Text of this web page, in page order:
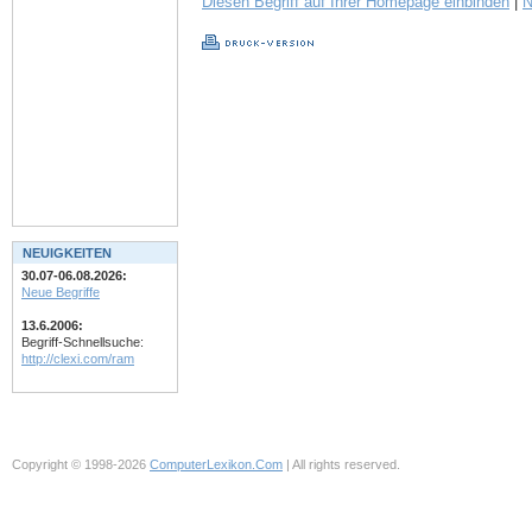
NEUIGKEITEN
30.07-06.08.2026:
Neue Begriffe
13.6.2006:
Begriff-Schnellsuche:
http://clexi.com/ram
Copyright © 1998-2026 ComputerLexikon.Com | All rights reserved.